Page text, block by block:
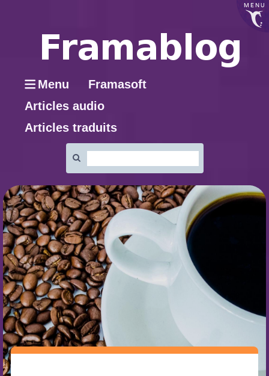
MENU
Menu
Framasoft
Articles audio
Articles traduits
: